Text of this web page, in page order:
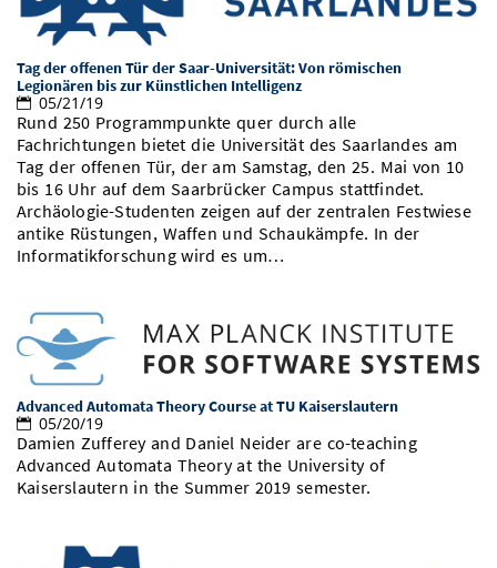
Tag der offenen Tür der Saar-Universität: Von römischen
Legionären bis zur Künstlichen Intelligenz
05/21/19
Rund 250 Programmpunkte quer durch alle
Fachrichtungen bietet die Universität des Saarlandes am
Tag der offenen Tür, der am Samstag, den 25. Mai von 10
bis 16 Uhr auf dem Saarbrücker Campus stattfindet.
Archäologie-Studenten zeigen auf der zentralen Festwiese
antike Rüstungen, Waffen und Schaukämpfe. In der
Informatikforschung wird es um…
Advanced Automata Theory Course at TU Kaiserslautern
05/20/19
Damien Zufferey and Daniel Neider are co-teaching
Advanced Automata Theory at the University of
Kaiserslautern in the Summer 2019 semester.